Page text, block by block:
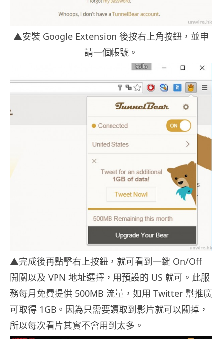
▲安裝 Google Extension 後按右上角按鈕，並申
請一個帳號。
▲完成後再點擊右上按鈕，就可看到一鍵 On/Off
開關以及 VPN 地址選擇，用預設的 US 就可。此服
務每月免費提供 500MB 流量，如用 Twitter 幫推廣
可取得 1GB。因為只需要讀取到影片就可以關掉，
所以每次看片其實不會用到太多。